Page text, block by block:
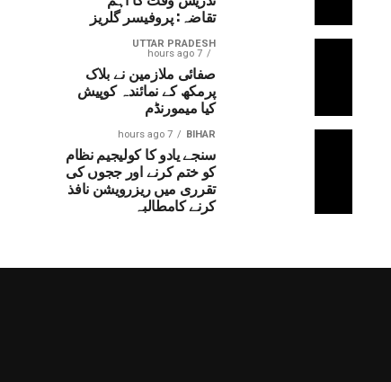
تقاضہ: پروفیسر گلریز
UTTAR PRADESH
7 hours ago
صفائی ملازمین نے بلاک
پرمکھ کے نمائندہ کوپیش
کیا میمورنڈم
BIHAR
7 hours ago
سنجے یادو کا کولیجیم نظام
کو ختم کرنے اور ججوں کی
تقرری میں ریزرویشن نافذ
کرنے کامطالبہ